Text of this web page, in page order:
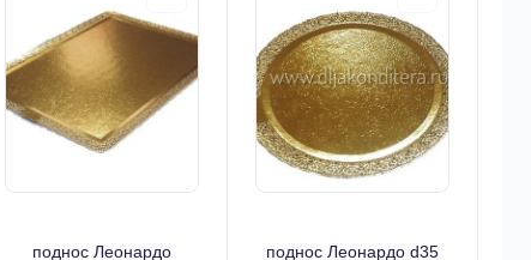
поднос Леонардо
поднос Леонардо d35